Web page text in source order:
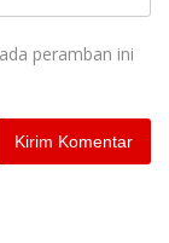
peramban ini